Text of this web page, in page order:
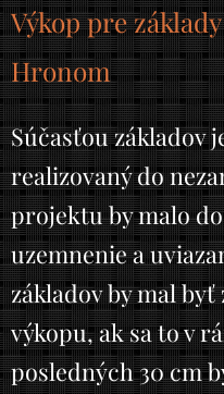
Výkop pre
Hronom
Súčasťou základov
realizovaný do
projektu by malo
uzemnenie a
základov by mal
výkopu, ak sa to v
posledných 30 cm